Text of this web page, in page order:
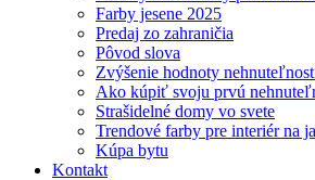
Farby jesene 2025
Predaj zo zahraničia
Pôvod slova
Zvýšenie hodnoty
Ako kúpiť svoju prvú
Strašidelné domy vo svete
Trendové farby pre interiér na
Kúpa bytu
Kontakt